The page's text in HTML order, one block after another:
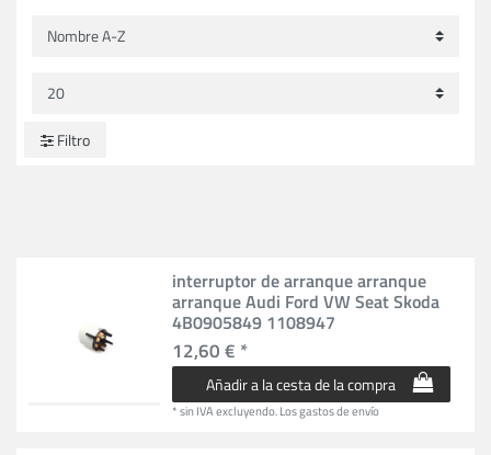
Filtro
interruptor de arranque arranque
arranque Audi Ford VW Seat Skoda
4B0905849 1108947
12,60 € *
Añadir a la cesta de la compra
*sin IVAexcluyendo.Los gastos de envío